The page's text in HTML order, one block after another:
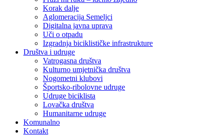
Korak dalje
Aglomeracija Semeljci
Digitalna javna uprava
Uči o otpadu
Izgradnja biciklističke infrastrukture
Društva i udruge
Vatrogasna društva
Kulturno umjetnička društva
Nogometni klubovi
Športsko-ribolovne udruge
Udruge biciklista
Lovačka društva
Humanitarne udruge
Komunalno
Kontakt